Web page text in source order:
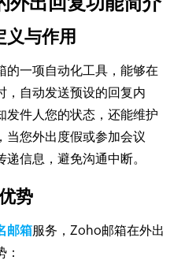
义与作用
的一项自动化工具，能够在
，自动发送预设的回复内
发件人您的状态，还能维护
当您外出度假或参加会议
信息，避免沟通中断。
势
邮箱服务，Zoho邮箱在外出